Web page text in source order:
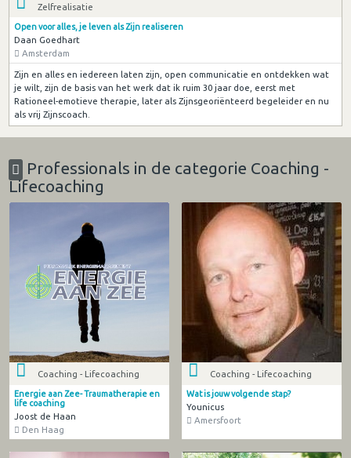
Zelfrealisatie
Open voor alles, je leven als Zijn realiseren
Daan Goedhart
Amsterdam
Zijn en alles en iedereen laten zijn, open communicatie en ontdekken wat
je wilt, zijn de basis van het werk dat ik ruim 30 jaar doe, eerst met
Rationeel-emotieve therapie, later als Zijnsgeoriënteerd begeleider en nu
als vrij Zijnscoach.
Professionals in de categorie Coaching -
Lifecoaching
Coaching - Lifecoaching
Energie aan Zee- Traumatherapie en
life coaching
Joost de Haan
Den Haag
Coaching - Lifecoaching
Wat is jouw volgende stap?
Younicus
Amersfoort